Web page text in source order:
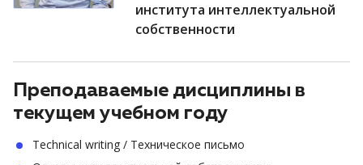
института интеллектуальной
собственности
Преподаваемые дисциплины в
текущем учебном году
Technical writing / Техническое письмо